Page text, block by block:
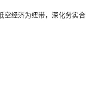
空经济为纽带，深化务实合